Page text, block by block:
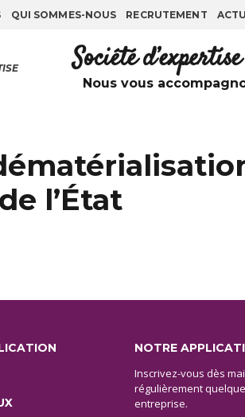
QUI SOMMES-NOUS RECRUTEMENT
Société
Nous vous
l’État
NOTRE
Inscrivez-vous dès
régulièrement
entreprise.